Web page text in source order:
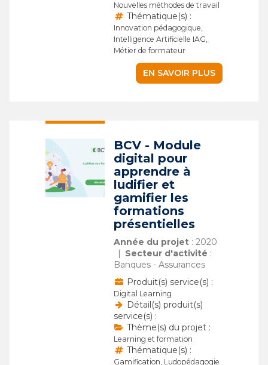
Nouvelles méthodes de travail
Thématique(s) :
Innovation pédagogique,
Intelligence Artificielle IAG,
Métier de formateur
EN SAVOIR PLUS
BCV - Module
digital pour
apprendre à
ludifier et
gamifier les
formations
présentielles
Année du projet: 2020
Secteur d'activité :
Banques - Assurances
Produit(s) service(s) :
Digital Learning
Détail(s) produit(s)
service(s) :
Thème(s) du projet :
Learning et formation
Thématique(s) :
Gamification, Ludopédagogie